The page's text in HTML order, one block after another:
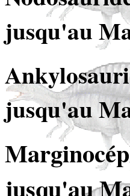
jusqu'au
jusqu'au
jusqu'au